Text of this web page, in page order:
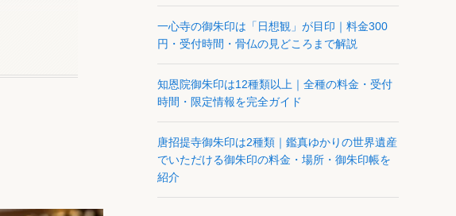
一心寺の御朱印は「日想観」が目印｜料金300
円・受付時間・骨仏の見どころまで解説
知恩院御朱印は12種類以上｜全種の料金・受付
時間・限定情報を完全ガイド
唐招提寺御朱印は2種類｜鑑真ゆかりの世界遺産
でいただける御朱印の料金・場所・御朱印帳を
紹介